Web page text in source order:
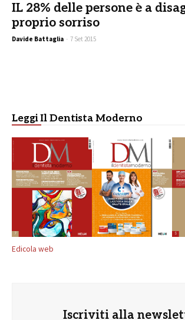
IL 28% delle persone è a
proprio sorriso
Davide Battaglia - 7 Set 2015
Leggi Il Dentista Moderno
Edicola web
Iscriviti alla